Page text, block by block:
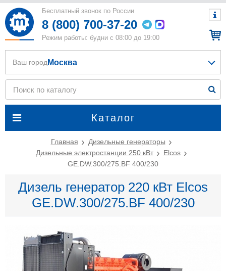
Бесплатный звонок по России
8 (800) 700-37-20
Режим работы: будни с 08:00 до 19:00
Каталог
Ваш город Москва
Главная
Дизельные генераторы
Дизельные электростанции 250 кВт
Elcos
GE.DW.300/275.BF 400/230
Дизель генератор 220 кВт Elcos
GE.DW.300/275.BF 400/230